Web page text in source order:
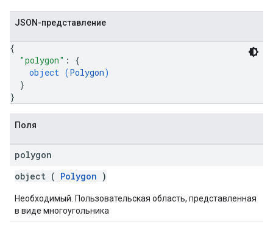
JSON-представление
{
"polygon" : {
object (Polygon)
}
}
Поля
polygon
object ( Polygon )
Необходимый. Пользовательская область, представленная
в виде многоугольника